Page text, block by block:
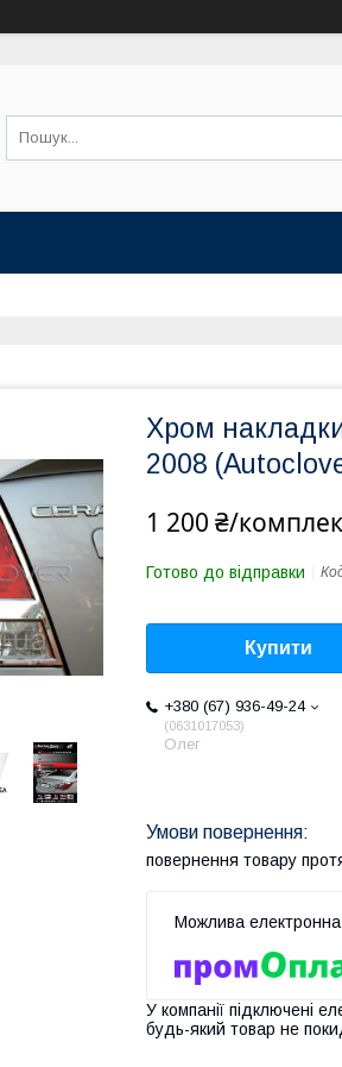
Хром
2008
1 200 ₴/
Готово до відправки
Купити
+380 (67) 936-49-24
0631017053
Олег
повернення товару
У компанії підключені
будь-який товар не